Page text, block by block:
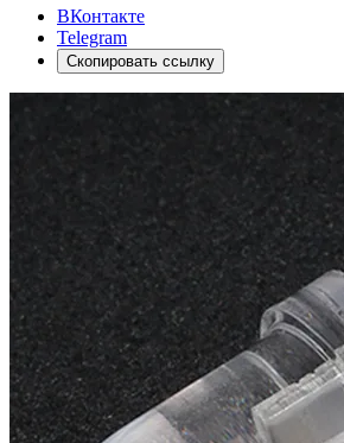
ВКонтакте
Telegram
Скопировать ссылку